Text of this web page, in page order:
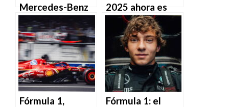
Mercedes-Benz
GLA estará
disponible en
primavera
2025 ahora es
$3,300 más caro
debido al costo
de los materiales.
Fórmula 1,
Fórmula 1: el